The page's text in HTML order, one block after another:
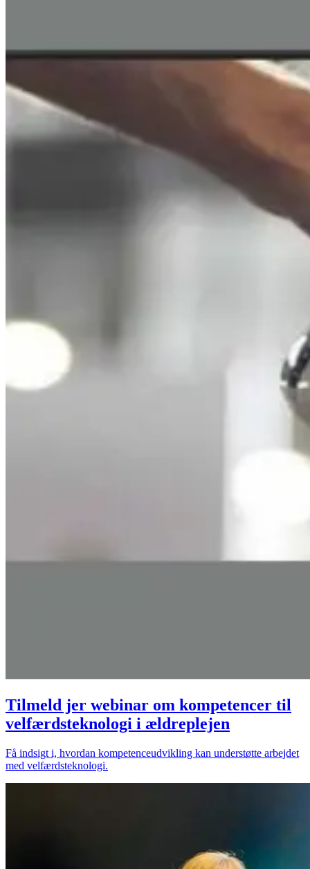
Tilmeld jer webinar om kompetencer til
velfærdsteknologi i ældreplejen
Få indsigt i, hvordan kompetenceudvikling kan understøtte arbejdet
med velfærdsteknologi.